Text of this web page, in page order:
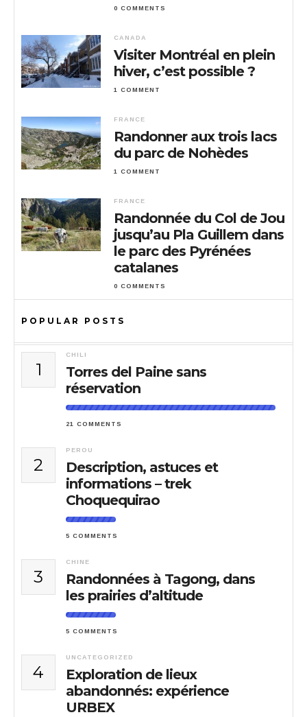
0 COMMENTS
CANADA
Visiter Montréal en plein
hiver, c’est possible ?
1 COMMENT
FRANCE
Randonner aux trois lacs
du parc de Nohèdes
1 COMMENT
FRANCE
Randonnée du Col de Jou
jusqu’au Pla Guillem dans
le parc des Pyrénées
catalanes
0 COMMENTS
POPULAR POSTS
1
CHILI
Torres del Paine sans
réservation
21 COMMENTS
2
PEROU
Description, astuces et
informations – trek
Choquequirao
5 COMMENTS
3
CHINE
Randonnées à Tagong, dans
les prairies d’altitude
5 COMMENTS
4
UNCATEGORIZED
Exploration de lieux
abandonnés: expérience
URBEX